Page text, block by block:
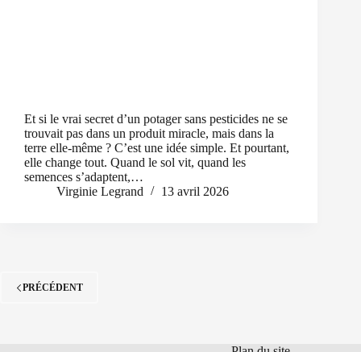
Et si le vrai secret d’un potager sans pesticides ne se
trouvait pas dans un produit miracle, mais dans la
terre elle-même ? C’est une idée simple. Et pourtant,
elle change tout. Quand le sol vit, quand les
semences s’adaptent,…
Virginie Legrand
13 avril 2026
PRÉCÉDENT